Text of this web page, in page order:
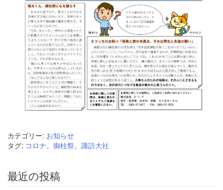
カテゴリー: お知らせ
タグ: コロナ 御柱祭 諏訪大社
最近の投稿